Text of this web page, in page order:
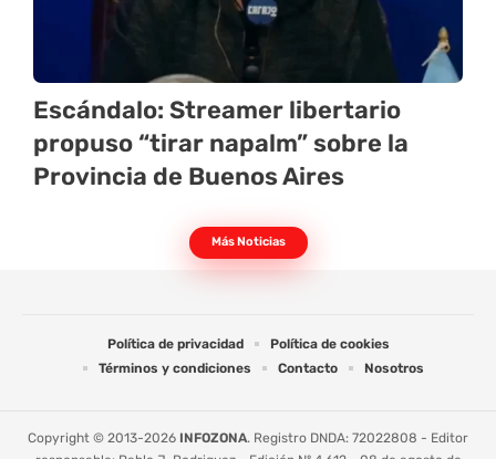
Escándalo: Streamer libertario
propuso “tirar napalm” sobre la
Provincia de Buenos Aires
Más Noticias
Política de privacidad
Política de cookies
Términos y condiciones
Contacto Nosotros
Copyright © 2013-2026 INFOZONA. Registro DNDA: 72022808 - Editor